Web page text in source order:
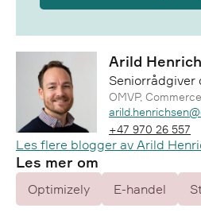
Arild
Seniorrådgiver
OMVP,
+47 970 26 557
Les flere blogger av Arild
Les mer om
Optimizely E-handel